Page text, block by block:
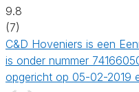
9.8
(7)
C&D Hoveniers is een
is onder nummer
opgericht op 05-02-2019